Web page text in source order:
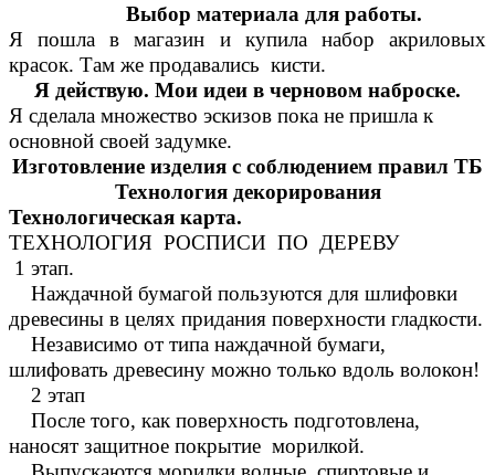
Выбор материала для работы.
Я пошла в магазин и купила набор акриловых
красок. Там же продавались кисти.
Я действую. Мои идеи в черновом наброске.
Я сделала множество эскизов пока не пришла к
основной своей задумке.
Изготовление изделия с соблюдением правил ТБ
Технология декорирования
Технологическая карта.
ТЕХНОЛОГИЯ РОСПИСИ ПО ДЕРЕВУ
1 этап.
Наждачной бумагой пользуются для шлифовки
древесины в целях придания поверхности гладкости.
Независимо от типа наждачной бумаги,
шлифовать древесину можно только вдоль волокон!
2 этап
После того, как поверхность подготовлена,
наносят защитное покрытие морилкой.